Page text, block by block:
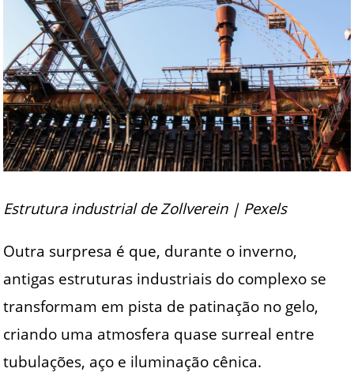
Estrutura industrial de Zollverein | Pexels
Outra surpresa é que, durante o inverno,
antigas estruturas industriais do complexo se
transformam em pista de patinação no gelo,
criando uma atmosfera quase surreal entre
tubulações, aço e iluminação cênica.